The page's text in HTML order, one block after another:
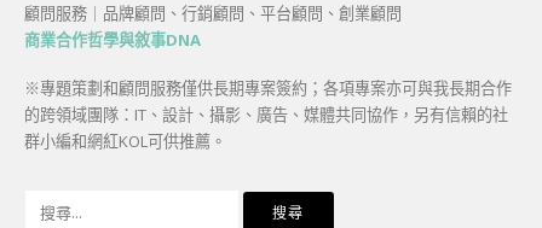
顧問服務｜品牌顧問、行銷顧問、平台顧問、創業顧問
商業合作哲學與敘事DNA
※專題策劃和顧問服務僅供長期專案簽約；各項專案亦可與我長期合作
的跨領域團隊：IT、設計、攝影、廣告、媒體共同協作，另有信賴的社
群小編和網紅KOL可供推薦。